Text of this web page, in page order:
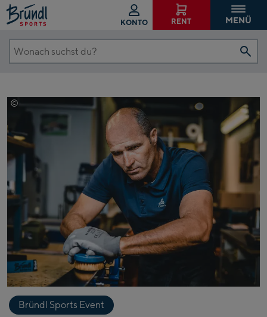
KONTO RENT MENÜ
Wonach
Bründl Sports Event
© Mathäus Gartner